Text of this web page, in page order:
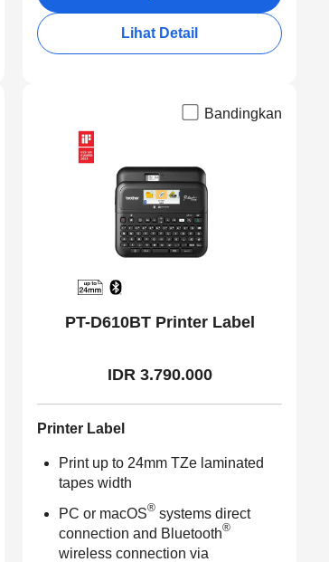
Lihat Detail
Bandingkan
PT-D610BT Printer Label
IDR 3.790.000
Printer Label
Print up to 24mm TZe laminated
tapes width
PC or macOS® systems direct
connection and Bluetooth®
wireless connection via